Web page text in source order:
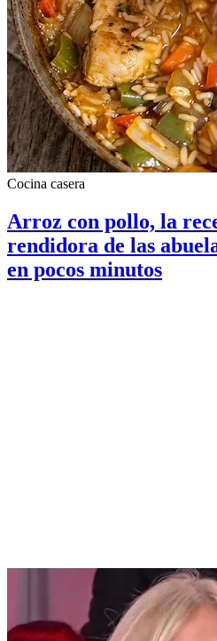
Cocina casera
Arroz con pollo, la
rendidora de las
en pocos minutos